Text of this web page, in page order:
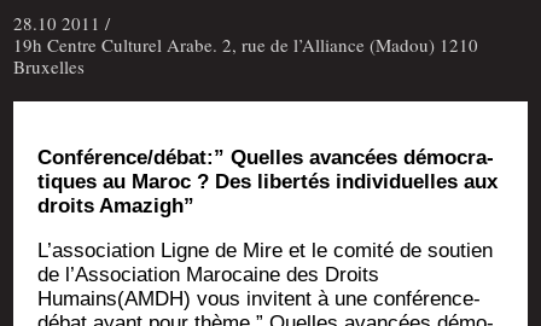
28.10 2011 /
19h Centre Culturel Arabe. 2, rue de l’Alliance (Madou) 1210
Bruxelles
Conférence/débat:” Quelles avan­cées démo­cra­
tiques au Maroc ? Des liber­tés indi­vi­duelles aux
droits Amazigh”
L’association Ligne de Mire et le comi­té de sou­tien
de l’Association Maro­caine des Droits
Humains(AMDH) vous invitent à une confé­rence-